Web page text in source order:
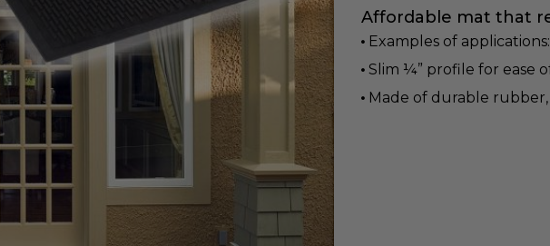
Affordable mat that
Examples of
Slim ¼” profile for ease
Made of durable